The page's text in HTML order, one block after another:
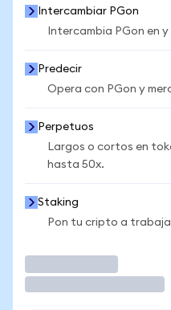
Intercambiar PGon
Intercambia PGon en
Predecir
Opera con PGon y
Perpetuos
Largos o cortos en
hasta 50x.
Staking
Pon tu cripto a